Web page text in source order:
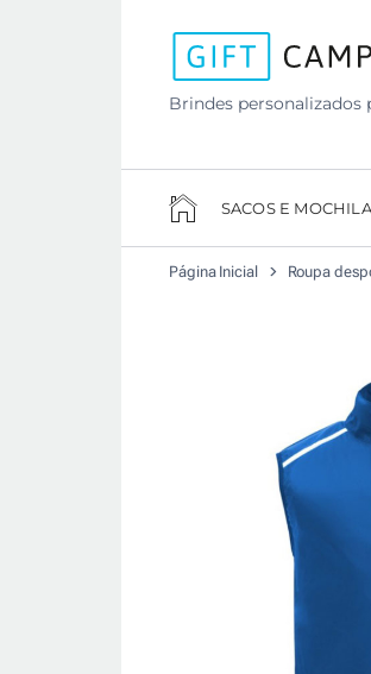
Brindes personalizados
SACOS E
Página Inicial Roupa